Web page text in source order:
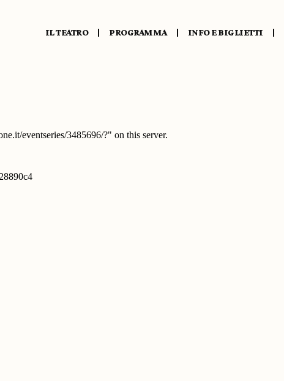
IL TEATRO PROGRAMMA INFO E BIGLIETTI